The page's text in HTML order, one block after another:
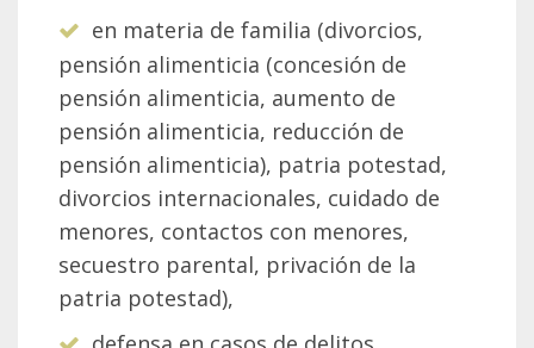
en materia de familia (divorcios,
pensión alimenticia (concesión de
pensión alimenticia, aumento de
pensión alimenticia, reducción de
pensión alimenticia), patria potestad,
divorcios internacionales, cuidado de
menores, contactos con menores,
secuestro parental, privación de la
patria potestad),